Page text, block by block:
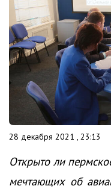
28 декабря 2021 , 23:13
Открыто ли
мечтающих об